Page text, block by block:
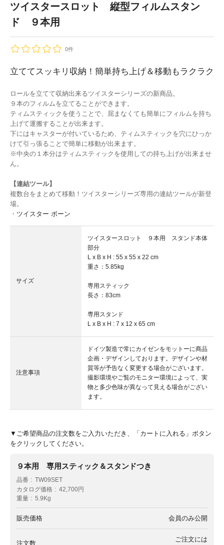
ツイスタースロット 縦型フィルムスタン
ド ９本用
0件
立ててスッキリ収納！簡単持ち上げ＆移動もラクラク
ロールを立てて収納出来るツイスターシリーズの新商品。
９本のフィルムを立てることができます。
ティムスティックを使うことで、屈まなくても簡単にフィルムを持ち
上げて運搬することが出来ます。
下にはキャスターが付いているため、ティムスティックを穴にひっか
けて引っ張ることで簡単に移動が出来ます。
※中央の１本分はティムスティックを使用しての持ち上げが出来ませ
ん。
【連結ツール】
複数台をまとめて移動！ツイスターシリーズ専用の連結ツールが新登
場。
・ ツイスター ボーン
サイズ
ツイスタースロット ９本用 スタンド本体
部分
L x B x H : 55 x 55 x 22 cm
重さ：5.85kg
専用スティック
長さ：83cm
専用スタンド
L x B x H : 7 x 12 x 65 cm
注意事項
ドイツ製造で常にカイゼンをモットーに商品
企画・デザインしております。デザインや材
質等が予告なく変更する場合がございます。
撮影環境やご覧のモニター環境によって、実
物と多少色味が異なって見える場合がござい
ます。
▼ご希望商品の注文数をご入力いただき、「カートに入れる」ボタン
をクリックしてください。
９本用 専用スティック＆スタンドつき
品番
TW09SET
カタログ価格
42,700円
重量
5.9Kg
販売価格 会員のみ公開
注文数
ご注文には